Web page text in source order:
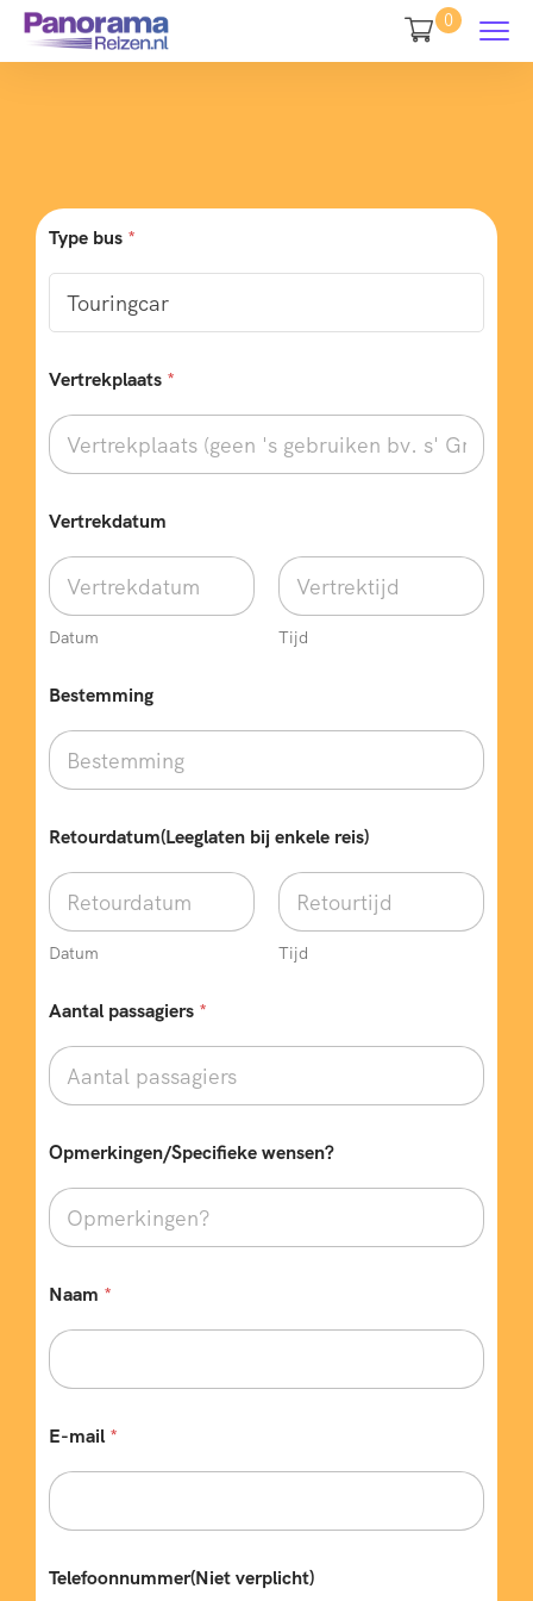
0
Type bus *
Vertrekplaats *
Vertrekdatum
Datum Tijd
Bestemming
Retourdatum(Leeglaten bij enkele reis)
Datum Tijd
Aantal passagiers *
Opmerkingen/Specifieke wensen?
e
t
e
m
i
g
e
t
Naam *
E-mail *
Telefoonnummer(Niet verplicht)